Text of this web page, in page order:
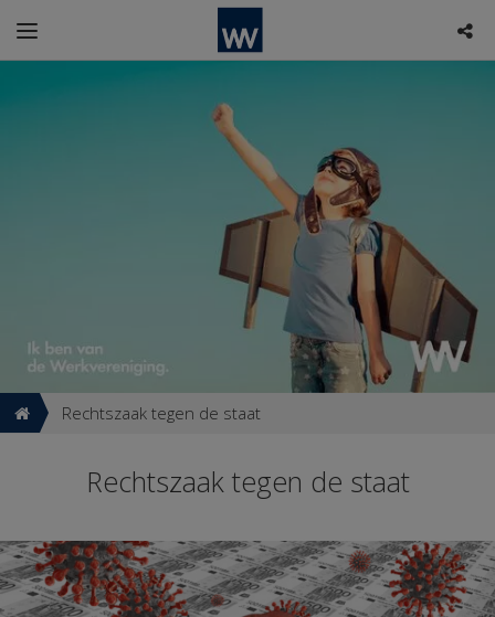
Rechtszaak tegen de staat
Rechtszaak tegen de staat